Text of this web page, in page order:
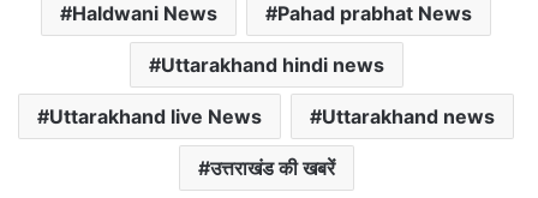
Haldwani News Pahad prabhat News
Uttarakhand hindi news
Uttarakhand live News Uttarakhand news
उत्तराखंड की खबरें